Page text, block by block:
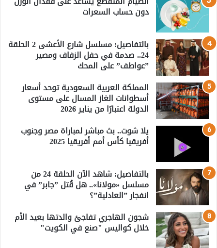
دون حساب السعرات
بالتفاصيل: مسلسل شارع الأعشى 2 الحلقة
24.. صدمة في حفل الزفاف ومصير
”عواطف” على المحك
المملكة العربية السعودية توحد أسعار
أسطوانات الغاز المسال على مستوى
الدولة اعتبارًا من يناير 2026
يلا شوت.. بث مباشر لمباراة مصر وجنوب
أفريقيا كأس أمم أفريقيا 2025
بالتفاصيل: شاهد الآن الحلقة 24 من
مسلسل «مولانا».. هل قُتل ”جابر” في
انفجار ”العادلية”؟
شجون الهاجري تفاجئ والدتها بعيد الأم
خلال كواليس "صنع في الكويت"